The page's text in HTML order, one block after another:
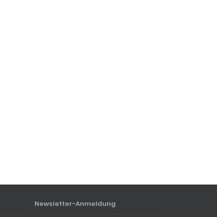
Newsletter-Anmeldung